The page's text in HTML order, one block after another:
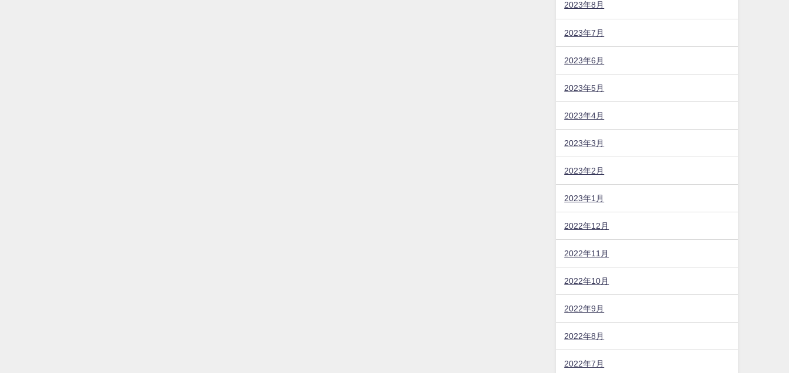
2023年8月
2023年7月
2023年6月
2023年5月
2023年4月
2023年3月
2023年2月
2023年1月
2022年12月
2022年11月
2022年10月
2022年9月
2022年8月
2022年7月